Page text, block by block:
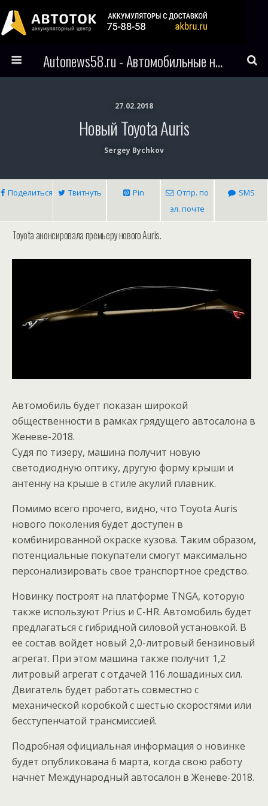
Autonews58.ru - Автомобильные новости Пензы и всего мира
27.02.2018
Новый Toyota Auris
Sergey Bychkov
Поделиться Твитнуть Pin
Отпр. по
эл. почте
SMS
Toyota анонсировала премьеру нового Auris.
Автомобиль будет показан широкой
общественности в рамках грядущего автосалона в
Женеве-2018.
Судя по тизеру, машина получит новую
светодиодную оптику, другую форму крыши и
антенну на крыше в стиле акулий плавник.
Помимо всего прочего, видно, что Toyota Auris
нового поколения будет доступен в
комбинированной окраске кузова. Таким образом,
потенциальные покупатели смогут максимально
персонализировать свое транспортное средство.
Новинку построят на платформе TNGA, которую
также используют Prius и C-HR. Автомобиль будет
предлагаться с гибридной силовой установкой. В
ее состав войдет новый 2,0-литровый бензиновый
агрегат. При этом машина также получит 1,2
литровый агрегат с отдачей 116 лошадиных сил.
Двигатель будет работать совместно с
механической коробкой с шестью скоростями или
бесступенчатой трансмиссией.
Подробная официальная информация о новинке
будет опубликована 6 марта, когда свою работу
начнёт Международный автосалон в Женеве-2018.